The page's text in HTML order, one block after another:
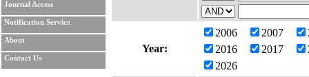
Journal Access
Notification Service
About
Contact Us
Year:
2006 2007
2016
2017
2026